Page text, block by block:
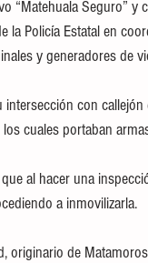
“Matehuala Seguro”
la Policía Estatal en
y generadores de
con
cuales portaban
al hacer una
a inmovilizarla.
originario de